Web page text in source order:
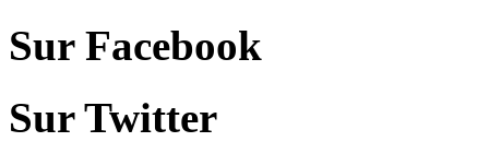
Sur Facebook
Sur Twitter